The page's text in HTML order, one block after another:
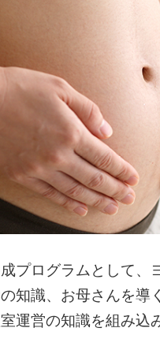
プログラムとして、
知識、お母さんを導
運営の知識を組み込